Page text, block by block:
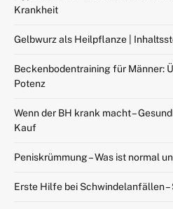
Krankheit
Gelbwurz als Heilpflanze |
Beckenbodentraining für Männer:
Potenz
Wenn der BH krank macht –
Kauf
Peniskrümmung – Was ist normal
Erste Hilfe bei Schwindelanfällen